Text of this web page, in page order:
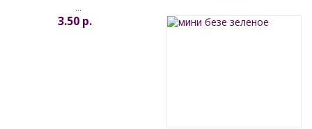
...
3.50 p.